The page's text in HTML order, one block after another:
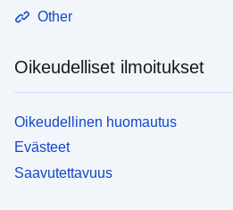
Other
Oikeudelliset ilmoitukset
Oikeudellinen huomautus
Evästeet
Saavutettavuus